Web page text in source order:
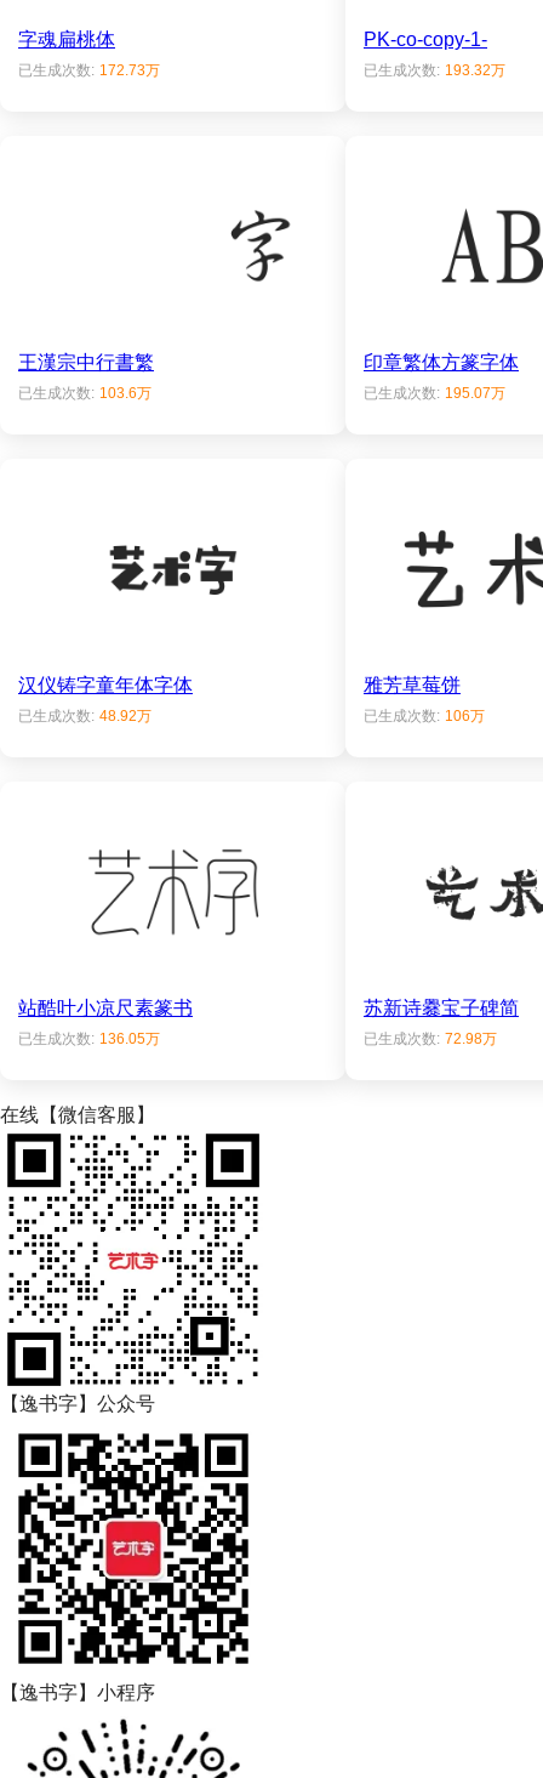
字魂扁桃体
已生成次数: 172.73万
PK-co-copy-1-
已生成次数: 193.32万
王漢宗中行書繁
已生成次数: 103.6万
印章繁体方篆字体
已生成次数: 195.07万
汉仪铸字童年体字体
已生成次数: 48.92万
雅芳草莓饼
已生成次数: 106万
站酷叶小凉尺素篆书
已生成次数: 136.05万
苏新诗爨宝子碑简
已生成次数: 72.98万
在线【微信客服】
【逸书字】公众号
【逸书字】小程序